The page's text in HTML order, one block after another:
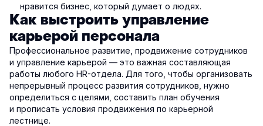
нравится бизнес, который думает о людях.
Как выстроить управление
карьерой персонала
Профессиональное развитие, продвижение сотрудников
и управление карьерой — это важная составляющая
работы любого HR-отдела. Для того, чтобы организовать
непрерывный процесс развития сотрудников, нужно
определиться с целями, составить план обучения
и прописать условия продвижения по карьерной
лестнице.